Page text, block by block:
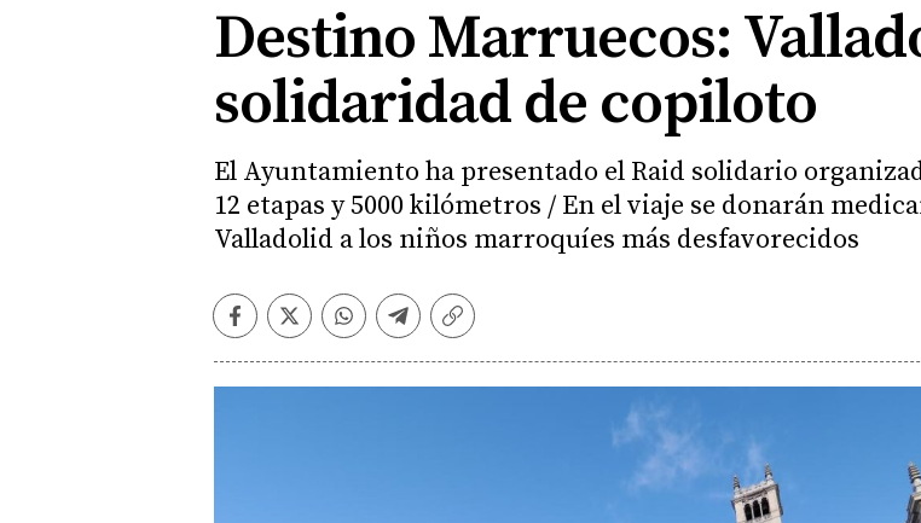
Destino Marruecos:
solidaridad de copiloto
El Ayuntamiento ha presentado el Raid solidario
12 etapas y 5000 kilómetros / En el viaje se donarán
Valladolid a los niños marroquíes más desfavorecidos
Facebook
TwitterWhatsapp
Telegram
Copiar